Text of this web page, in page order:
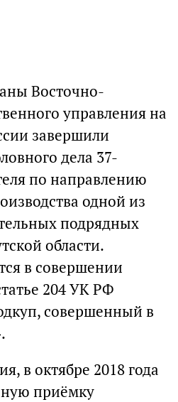
Восточно-
управления на
завершили
дела 37-
по направлению
одной из
подрядных
области.
в совершении
204 УК РФ
совершенный в
в октябре 2018 года
приёмку